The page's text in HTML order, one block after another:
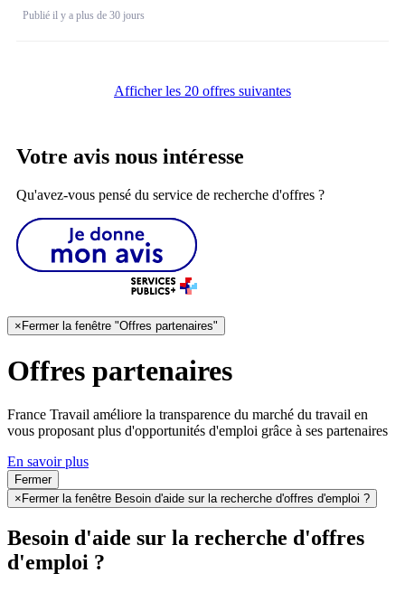
Publié il y a plus de 30 jours
Afficher les 20 offres suivantes
Votre avis nous intéresse
Qu'avez-vous pensé du service de recherche d'offres ?
×Fermer la fenêtre "Offres partenaires"
Offres partenaires
France Travail améliore la transparence du marché du travail en
vous proposant plus d'opportunités d'emploi grâce à ses partenaires
En savoir plus
Fermer
× Fermer la fenêtre Besoin d'aide sur la recherche d'offres d'emploi ?
Besoin d'aide sur la recherche d'offres
d'emploi ?